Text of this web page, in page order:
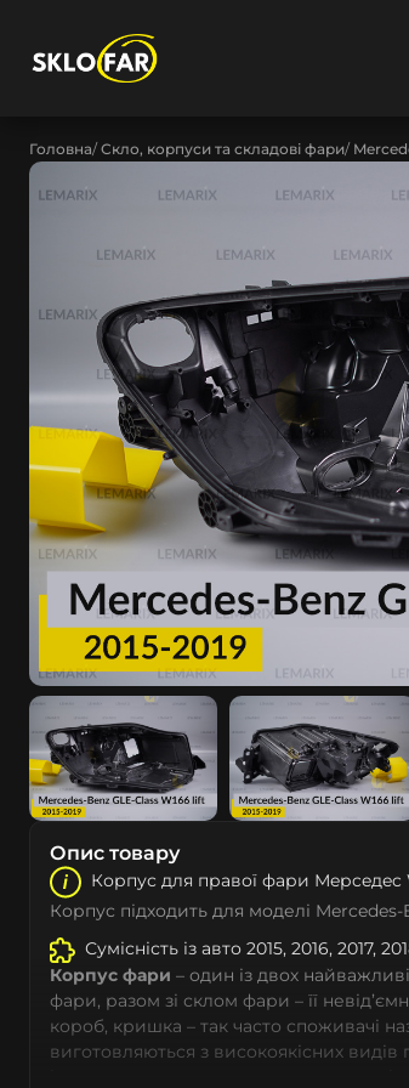
Головна Скло, корпуси та складові фари
Опис товару
Корпус для правої фари Мeрceдec
Корпус підходить для моделі Mercedes-
Сумісність із авто 2015, 2016, 2017,
Корпус фари – один із двох
фари, разом зі склом фари – її
короб, кришка – так часто споживачі
виготовляються з високоякісних